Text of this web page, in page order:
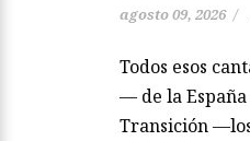
agosto 09, 2026 /
Todos esos
— de la
Transición